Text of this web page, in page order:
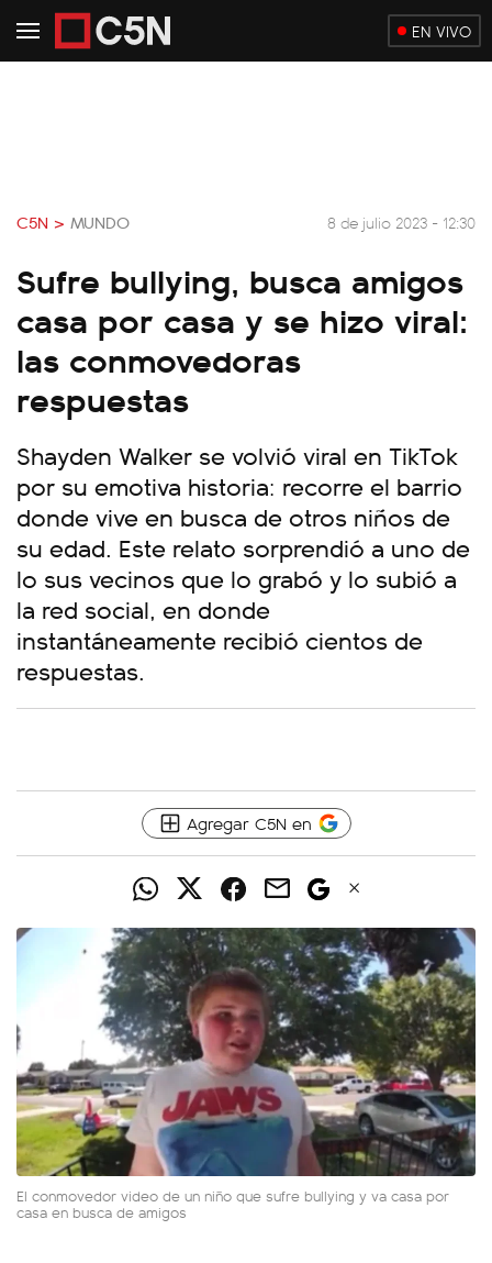
EN VIVO
C5N > MUNDO 8 de julio 2023 - 12:30
Sufre bullying, busca amigos
casa por casa y se hizo viral:
las conmovedoras
respuestas
Shayden Walker se volvió viral en TikTok
por su emotiva historia: recorre el barrio
donde vive en busca de otros niños de
su edad. Este relato sorprendió a uno de
lo sus vecinos que lo grabó y lo subió a
la red social, en donde
instantáneamente recibió cientos de
respuestas.
Agregar C5N en
El conmovedor video de un niño que sufre bullying y va casa por
casa en busca de amigos